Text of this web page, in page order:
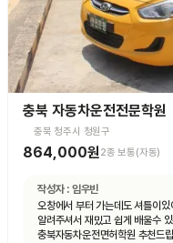
충북 자동차운전전문학원
충북 청주시 청원구
864,000원2종 보통(자동)
작성자 : 임우빈
오창에서 부터 가는데도 셔틀이
알려주셔서 재밌고 쉽게 배울수
충북자동차운전면허학원 추천드